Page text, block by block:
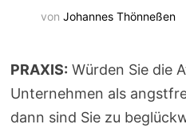
vonJohannes Thönneßen
PRAXIS: Würden Sie die
Unternehmen als
dann sind Sie zu